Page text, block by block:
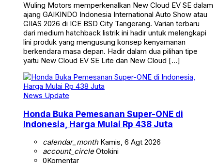
Wuling Motors memperkenalkan New Cloud EV SE dalam
ajang GAIKINDO Indonesia International Auto Show atau
GIIAS 2026 di ICE BSD City Tangerang. Varian terbaru
dari medium hatchback listrik ini hadir untuk melengkapi
lini produk yang mengusung konsep kenyamanan
berkendara masa depan. Hadir dalam dua pilihan tipe
yaitu New Cloud EV SE Lite dan New Cloud […]
News Update
Honda Buka Pemesanan Super-ONE di
Indonesia, Harga Mulai Rp 438 Juta
calendar_monthKamis, 6 Agt 2026
account_circleOtokini
0Komentar